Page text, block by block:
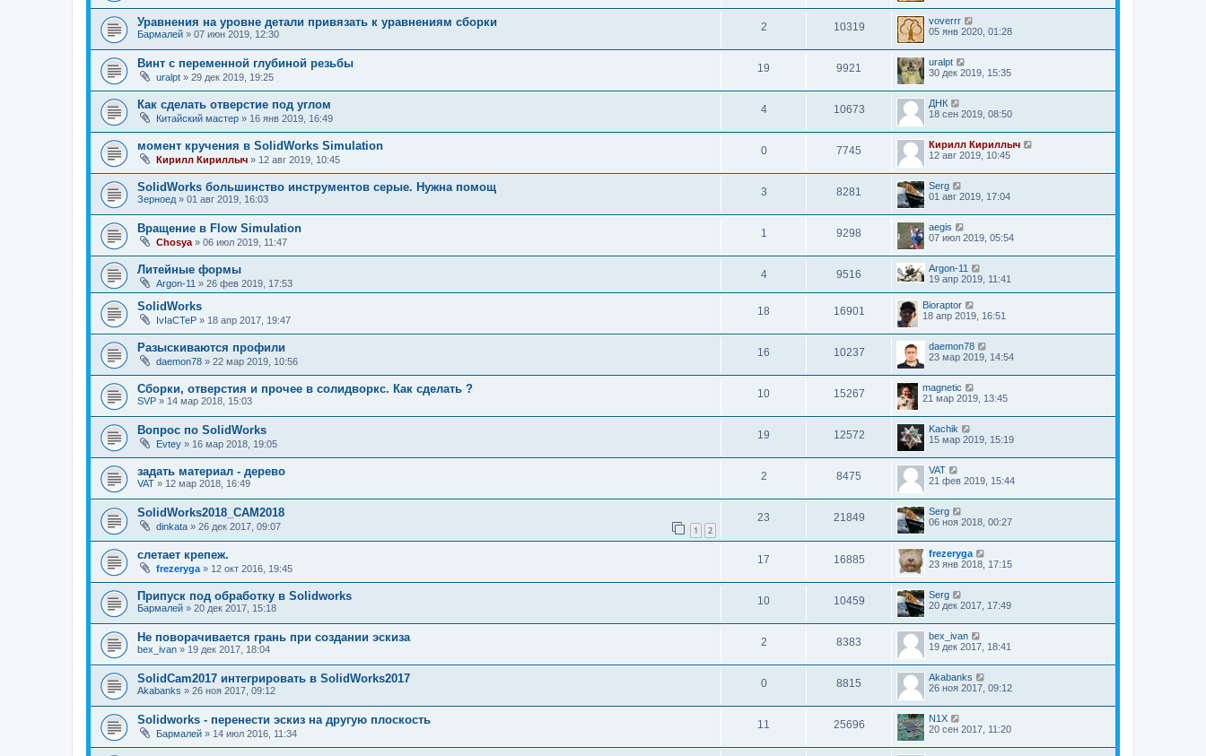
Уравнения на уровне детали привязать к уравнениям сборки
Бармалей » 07 июн 2019, 12:30
2 10319
voverrr
05 янв 2020, 01:28
Винт с переменной глубиной резьбы
uralpt » 29 дек 2019, 19:25
19 9921
uralpt
30 дек 2019, 15:35
Как сделать отверстие под углом
Китайский мастер » 16 янв 2019, 16:49
4 10673
ДНК
18 сен 2019, 08:50
момент кручения в SolidWorks Simulation
Кирилл Кириллыч » 12 авг 2019, 10:45
0 7745
Кирилл Кириллыч
12 авг 2019, 10:45
SolidWorks большинство инструментов серые. Нужна помощ
Зерноед » 01 авг 2019, 16:03
3 8281
Serg
01 авг 2019, 17:04
Вращение в Flow Simulation
Chosya » 06 июл 2019, 11:47
1 9298
aegis
07 июл 2019, 05:54
Литейные формы
Argon-11 » 26 фев 2019, 17:53
4 9516
Argon-11
19 апр 2019, 11:41
SolidWorks
IvIaCTeP » 18 апр 2017, 19:47
18 16901
Bioraptor
18 апр 2019, 16:51
Разыскиваются профили
daemon78 » 22 мар 2019, 10:56
16 10237
daemon78
23 мар 2019, 14:54
Сборки, отверстия и прочее в солидворкс. Как сделать ?
SVP » 14 мар 2018, 15:03
10 15267
magnetic
21 мар 2019, 13:45
Вопрос по SolidWorks
Evtey » 16 мар 2018, 19:05
19 12572
Kachik
15 мар 2019, 15:19
задать материал - дерево
VAT » 12 мар 2018, 16:49
2 8475
VAT
21 фев 2019, 15:44
SolidWorks2018_CAM2018
dinkata » 26 дек 2017, 09:07 1 2
23 21849
Serg
06 ноя 2018, 00:27
слетает крепеж.
frezeryga » 12 окт 2016, 19:45
17 16885
frezeryga
23 янв 2018, 17:15
Припуск под обработку в Solidworks
Бармалей » 20 дек 2017, 15:18
10 10459
Serg
20 дек 2017, 17:49
Не поворачивается грань при создании эскиза
bex_ivan » 19 дек 2017, 18:04
2 8383
bex_ivan
19 дек 2017, 18:41
SolidCam2017 интегрировать в SolidWorks2017
Akabanks » 26 ноя 2017, 09:12
0 8815
Akabanks
26 ноя 2017, 09:12
Solidworks - перенести эскиз на другую плоскость
Бармалей » 14 июл 2016, 11:34
11 25696
N1X
20 сен 2017, 11:20